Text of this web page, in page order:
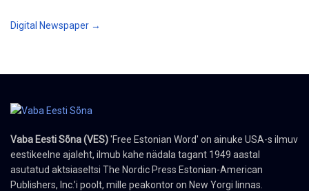
Digital Newspaper →
Vaba Eesti Sõna (VES)'Free Estonian Word' on ainuke USA-s ilmuv
eestikeelne ajaleht, ilmub kahe nädala tagant 1949 aastal
asutatud aktsiaseltsi The Nordic Press Estonian-American
Publishers, Inc.’i poolt, mille peakontor on New Yorgi linnas.